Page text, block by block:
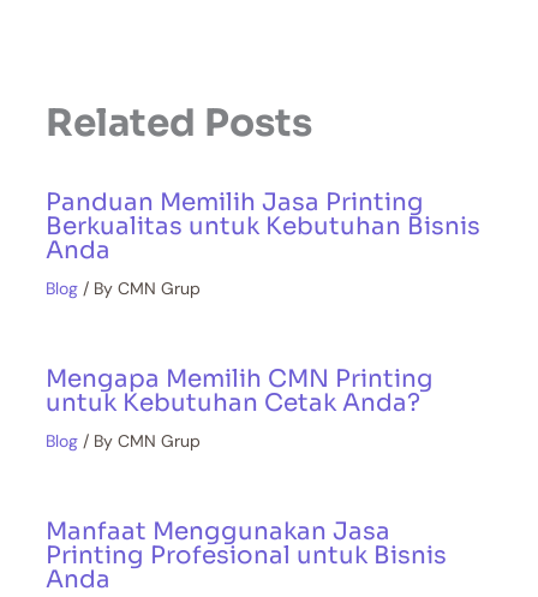
Related Posts
Panduan Memilih Jasa Printing
Berkualitas untuk Kebutuhan Bisnis
Anda
Blog/ By CMN Grup
Mengapa Memilih CMN Printing
untuk Kebutuhan Cetak Anda?
Blog/ By CMN Grup
Manfaat Menggunakan Jasa
Printing Profesional untuk Bisnis
Anda